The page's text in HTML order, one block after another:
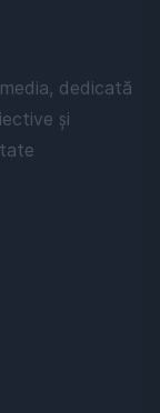
dedicată
și